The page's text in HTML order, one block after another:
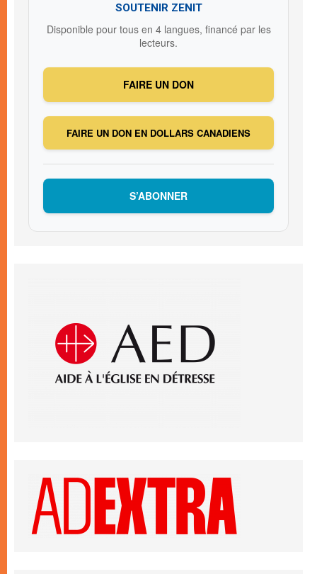
SOUTENIR ZENIT
Disponible pour tous en 4 langues, financé par les
lecteurs.
FAIRE UN DON
FAIRE UN DON EN DOLLARS CANADIENS
S’ABONNER